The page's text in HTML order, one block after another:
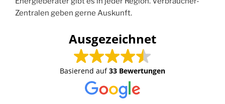
Zentralen geben gerne Auskunft.
Ausgezeichnet
Basierend auf33 Bewertungen